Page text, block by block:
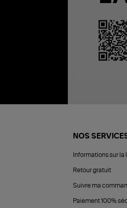
NOS
Informations sur la
Retour gratuit
Suivre ma
Paiement 100%